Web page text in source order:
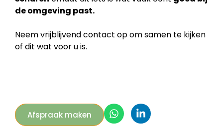
de omgeving past.
Neem vrijblijvend contact op om samen te kijken
of dit wat voor u is.
Afspraak maken